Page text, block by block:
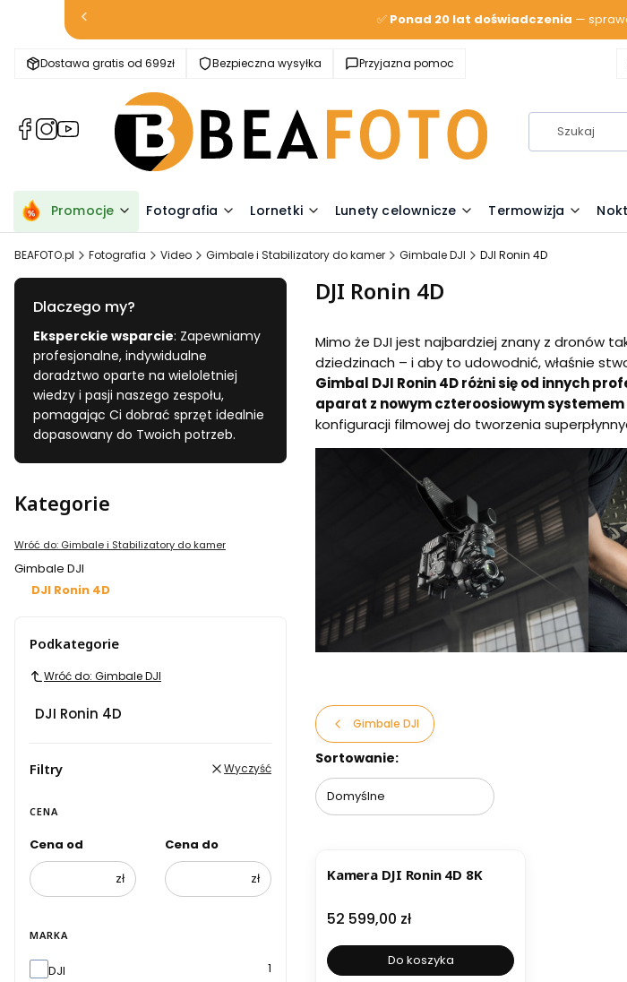
✅ Ponad 20 lat doświadczenia —
Dostawa gratis od 699zł Bezpieczna wysyłka Przyjazna pomoc
(Otwiera
karcie)
(Otwiera
karcie)
(Otwiera
karcie)
Promocje Fotografia Lornetki Lunety celownicze Termowizja
BEAFOTO.pl Fotografia Video Gimbale i Stabilizatory do kamer Gimbale DJI DJI Ronin 4D
Dlaczego my?
Eksperckie wsparcie: Zapewniamy
profesjonalne, indywidualne
doradztwo oparte na wieloletniej
wiedzy i pasji naszego zespołu,
pomagając Ci dobrać sprzęt idealnie
dopasowany do Twoich potrzeb.
Kategorie
Wróć do: Gimbale i Stabilizatory do kamer
Gimbale DJI
DJI Ronin 4D
Podkategorie
Wróć do: Gimbale DJI
DJI Ronin 4D
Filtry Wyczyść
CENA
Cena od
zł
Cena do
zł
MARKA
Marka
DJI 1
DJI Ronin 4D
Mimo że DJI jest najbardziej znany z dronów
dziedzinach – i aby to udowodnić, właśnie
Gimbal DJI Ronin 4D różni się od innych
aparat z nowym czteroosiowym
konfiguracji filmowej do tworzenia
Gimbale DJI
Lista produktów
Sortowanie:
Domyślne
Kamera DJI Ronin 4D 8K
Cena
52 599,00 zł
Do koszyka